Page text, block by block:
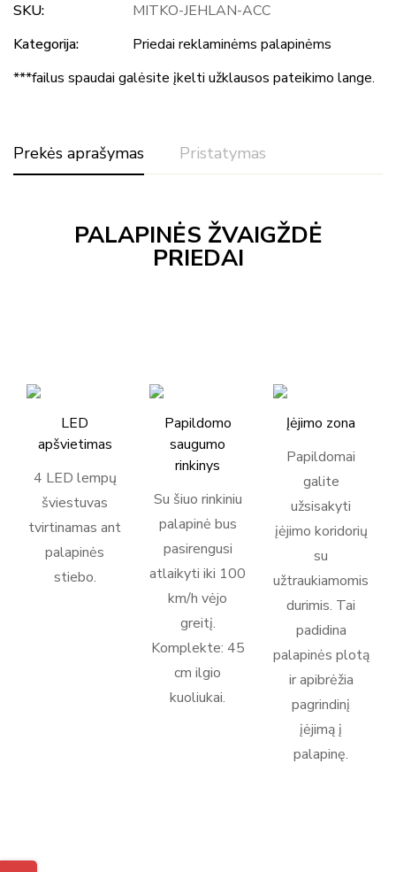
SKU:
MITKO-JEHLAN-ACC
Kategorija:
Priedai reklaminėms palapinėms
***failus spaudai galėsite įkelti užklausos pateikimo lange.
Prekės aprašymas Pristatymas
PALAPINĖS ŽVAIGŽDĖ
PRIEDAI
LED
apšvietimas
4 LED lempų
šviestuvas
tvirtinamas ant
palapinės
stiebo.
Papildomo
saugumo
rinkinys
Su šiuo rinkiniu
palapinė bus
pasirengusi
atlaikyti iki 100
km/h vėjo
greitį.
Komplekte: 45
cm ilgio
kuoliukai.
Įėjimo zona
Papildomai
galite
užsisakyti
įėjimo koridorių
su
užtraukiamomis
durimis. Tai
padidina
palapinės plotą
ir apibrėžia
pagrindinį
įėjimą į
palapinę.